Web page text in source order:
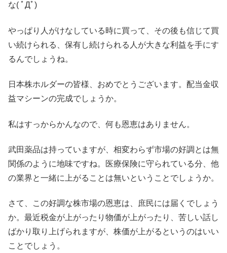
な( ﾟДﾟ)
やっぱり人がけなしている時に買って、その後も信じて買
い続けられる、保有し続けられる人が大きな利益を手にす
るんでしょうね。
日本株ホルダーの皆様、おめでとうございます。配当金収
益マシーンの完成でしょうか。
私はすっからかんなので、何も恩恵はありません。
武田薬品は持っていますが、相変わらず市場の好調とは無
関係のように地味ですね。医療保険に守られている分、他
の業界と一緒に上がることは無いということでしょうか。
さて、この好調な株市場の恩恵は、庶民には届くでしょう
か。最近税金が上がったり物価が上がったり、苦しい話し
ばかり取り上げられますが、株価が上がるというのはいい
ことでしょう。